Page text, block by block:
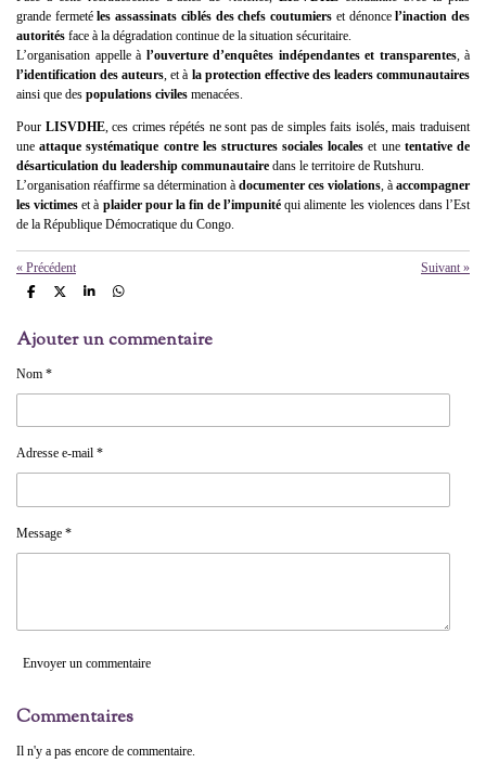
grande fermetéles assassinats ciblés des chefs coutumiers et dénoncel’inaction des
autorités face à la dégradation continue de la situation sécuritaire.
L’organisation appelle à l’ouverture d’enquêtes indépendantes et transparentes, à
l’identification des auteurs , et à la protection effective des leaders communautaires
ainsi que des populations civiles menacées.
Pour LISVDHE, ces crimes répétés ne sont pas de simples faits isolés, mais traduisent
uneattaque systématique contre les structures sociales locales et une tentative de
désarticulation du leadership communautaire dans le territoire de Rutshuru.
L’organisation réaffirme sa détermination à documenter ces violations , à accompagner
les victimes et à plaider pour la fin de l’impunité qui alimente les violences dans l’Est
de la République Démocratique du Congo.
« Précédent Suivant »
P
t
a
e
P
t
a
P
t
a
P
t
a
Ajouter un commentaire
Nom *
Adresse e-mail *
Message *
Envoyer un commentaire
Commentaires
Il n'y a pas encore de commentaire.